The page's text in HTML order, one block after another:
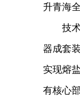
升青海
技术自
器成套
实现熔
有核心